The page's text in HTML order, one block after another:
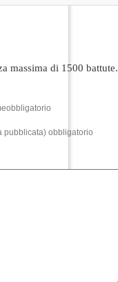
massima di 1500 battute.
pubblicata) obbligatorio